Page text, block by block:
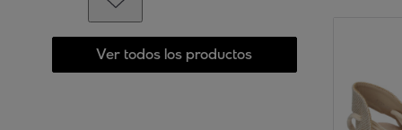
Ver todos los productos